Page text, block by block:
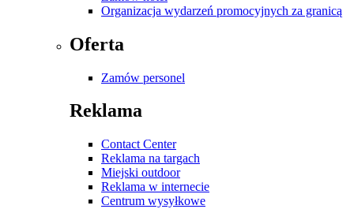
Organizacja wydarzeń promocyjnych za granicą
Oferta
Zamów personel
Reklama
Contact Center
Reklama na targach
Miejski outdoor
Reklama w internecie
Centrum wysyłkowe